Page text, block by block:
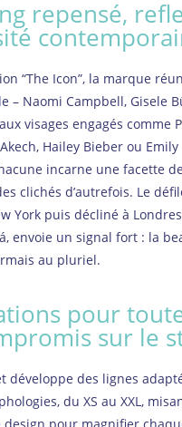
repensé,
“The Icon”, la marque
– Naomi Campbell, Gisele
visages engagés comme
Hailey Bieber ou Emily
incarne une facette
clichés d’autrefois. Le
York puis décliné à
envoie un signal fort : la
au pluriel.
pour
sur le
développe des lignes
du XS au XXL,